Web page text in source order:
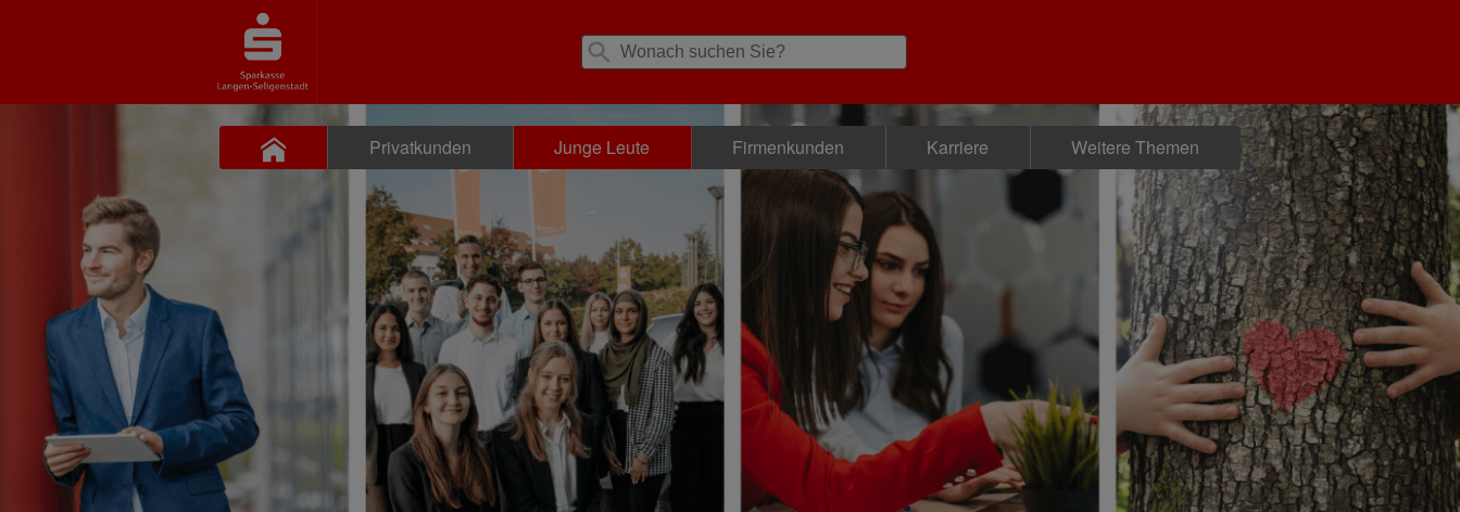
Privatkunden Junge Leute Firmenkunden Karriere Weitere Themen